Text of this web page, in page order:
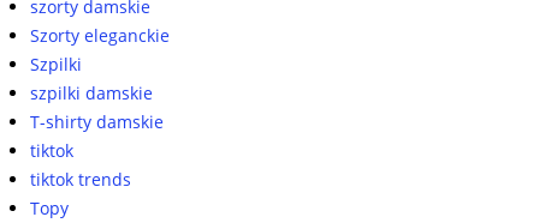
szorty damskie
Szorty eleganckie
Szpilki
szpilki damskie
T-shirty damskie
tiktok
tiktok trends
Topy